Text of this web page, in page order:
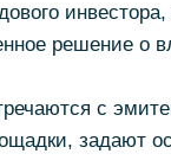
инвестора,
решение о
с
задают